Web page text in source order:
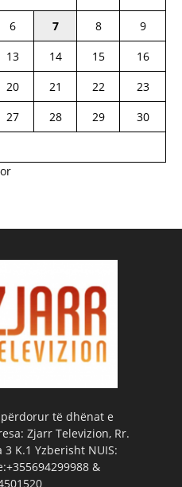
6 7 8
9
13 14 15
16
20 21 22
23
27 28 29
30
të dhënat e
Zjarr Televizion, Rr.
K.1 Yzberisht NUIS:
&